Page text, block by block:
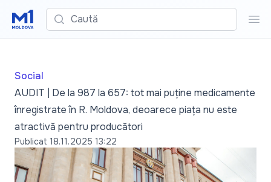
Caută
Social
AUDIT | De la 987 la 657: tot mai puține medicamente
înregistrate în R. Moldova, deoarece piața nu este
atractivă pentru producători
Publicat 18.11.2025 13:22